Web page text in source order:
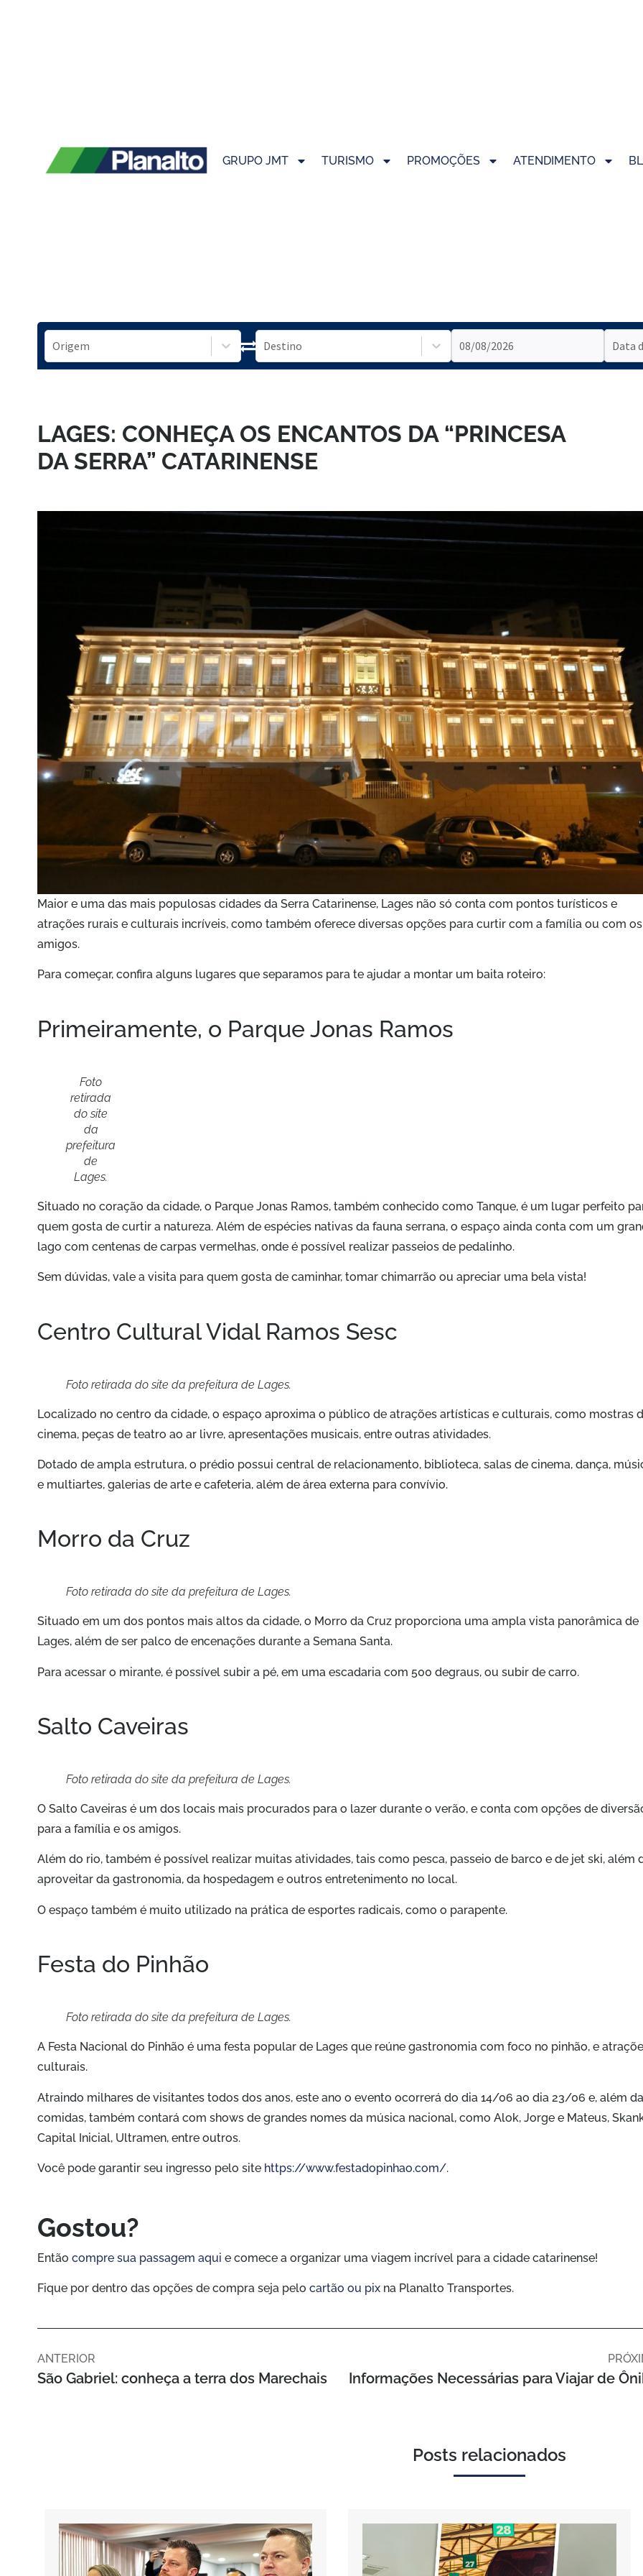
GRUPO JMT TURISMO PROMOÇÕES ATENDIMENTO
LAGES: CONHEÇA OS ENCANTOS DA “PRINCESA
DA SERRA” CATARINENSE
Maior e uma das mais populosas cidades da Serra Catarinense, Lages não só conta com pontos turísticos e
atrações rurais e culturais incríveis, como também oferece diversas opções para curtir com a família ou com os
amigos.
Para começar, confira alguns lugares que separamos para te ajudar a montar um baita roteiro:
Primeiramente, o Parque Jonas Ramos
Foto
retirada
do site
da
prefeitura
de
Lages.
Situado no coração da cidade, o Parque Jonas Ramos, também conhecido como Tanque, é um lugar perfeito
quem gosta de curtir a natureza. Além de espécies nativas da fauna serrana, o espaço ainda conta com um
lago com centenas de carpas vermelhas, onde é possível realizar passeios de pedalinho.
Sem dúvidas, vale a visita para quem gosta de caminhar, tomar chimarrão ou apreciar uma bela vista!
Centro Cultural Vidal Ramos Sesc
Foto retirada do site da prefeitura de Lages.
Localizado no centro da cidade, o espaço aproxima o público de atrações artísticas e culturais, como mostras
cinema, peças de teatro ao ar livre, apresentações musicais, entre outras atividades.
Dotado de ampla estrutura, o prédio possui central de relacionamento, biblioteca, salas de cinema, dança,
e multiartes, galerias de arte e cafeteria, além de área externa para convívio.
Morro da Cruz
Foto retirada do site da prefeitura de Lages.
Situado em um dos pontos mais altos da cidade, o Morro da Cruz proporciona uma ampla vista panorâmica de
Lages, além de ser palco de encenações durante a Semana Santa.
Para acessar o mirante, é possível subir a pé, em uma escadaria com 500 degraus, ou subir de carro.
Salto Caveiras
Foto retirada do site da prefeitura de Lages.
O Salto Caveiras é um dos locais mais procurados para o lazer durante o verão, e conta com opções de
para a família e os amigos.
Além do rio, também é possível realizar muitas atividades, tais como pesca, passeio de barco e de jet ski, além
aproveitar da gastronomia, da hospedagem e outros entretenimento no local.
O espaço também é muito utilizado na prática de esportes radicais, como o parapente.
Festa do Pinhão
Foto retirada do site da prefeitura de Lages.
A Festa Nacional do Pinhão é uma festa popular de Lages que reúne gastronomia com foco no pinhão, e
culturais.
Atraindo milhares de visitantes todos dos anos, este ano o evento ocorrerá do dia 14/06 ao dia 23/06 e, além
comidas, também contará com shows de grandes nomes da música nacional, como Alok, Jorge e Mateus,
Capital Inicial, Ultramen, entre outros.
Você pode garantir seu ingresso pelo site https://www.festadopinhao.com/.
Gostou?
Então compre sua passagem aqui e comece a organizar uma viagem incrível para a cidade catarinense!
Fique por dentro das opções de compra seja pelo cartão ou pix na Planalto Transportes.
ANTERIOR
São Gabriel: conheça a terra dos Marechais
Posts relacionados